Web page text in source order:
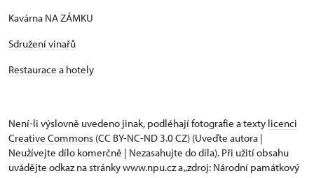
Kavárna NA ZÁMKU
Sdružení vinařů
Restaurace a hotely
Není-li výslovně uvedeno jinak, podléhají fotografie a texty licenci
Creative Commons (CC BY-NC-ND 3.0 CZ) (Uveďte autora |
Neužívejte dílo komerčně | Nezasahujte do díla). Při užití obsahu
uvádějte odkaz na stránky www.npu.cz a „zdroj: Národní památkový